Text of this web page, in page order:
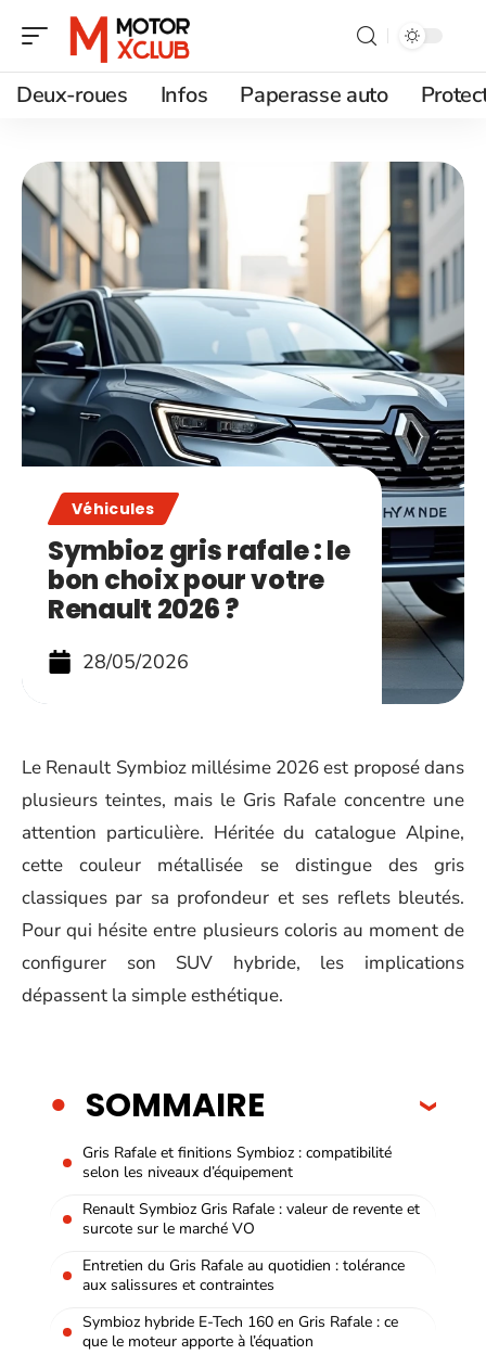
Deux-roues Infos Paperasse auto
Véhicules
Symbioz gris rafale : le
bon choix pour votre
Renault 2026 ?
28/05/2026
Le Renault Symbioz millésime 2026 est proposé dans
plusieurs teintes, mais le Gris Rafale concentre une
attention particulière. Héritée du catalogue Alpine,
cette couleur métallisée se distingue des gris
classiques par sa profondeur et ses reflets bleutés.
Pour qui hésite entre plusieurs coloris au moment de
configurer son SUV hybride, les implications
dépassent la simple esthétique.
SOMMAIRE
Gris Rafale et finitions Symbioz : compatibilité
selon les niveaux d’équipement
Renault Symbioz Gris Rafale : valeur de revente et
surcote sur le marché VO
Entretien du Gris Rafale au quotidien : tolérance
aux salissures et contraintes
Symbioz hybride E-Tech 160 en Gris Rafale : ce
que le moteur apporte à l’équation